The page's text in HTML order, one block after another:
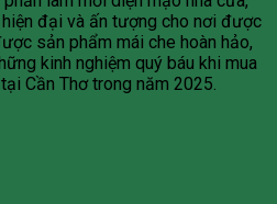
đại và ấn tượng cho nơi được
sản phẩm mái che hoàn hảo,
kinh nghiệm quý báu khi mua
Cần Thơ trong năm 2025.